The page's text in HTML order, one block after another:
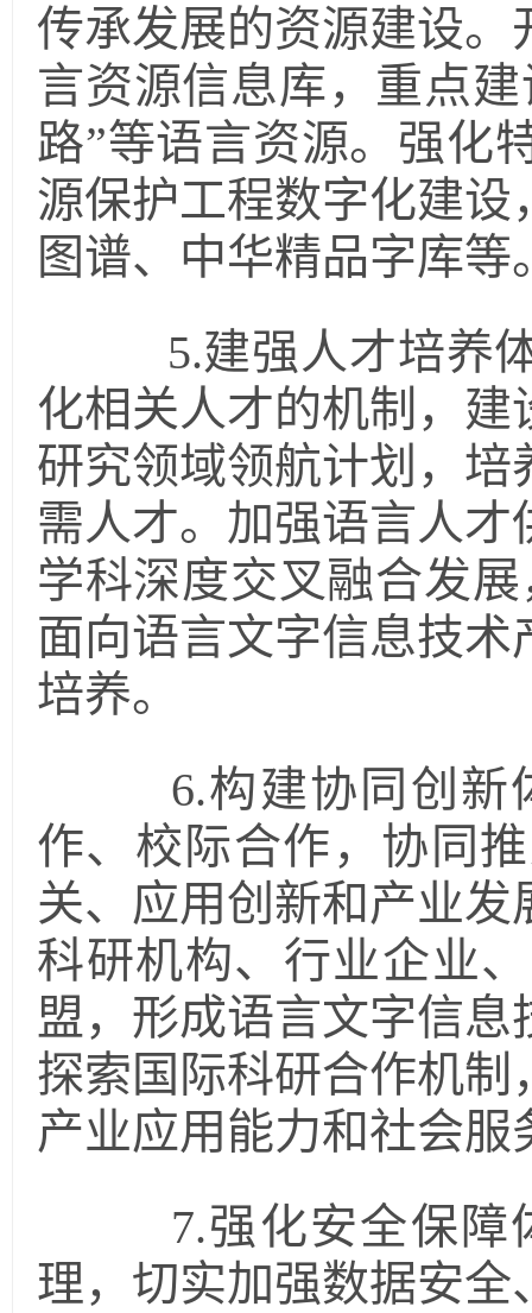
传承发展的资源建设
言资源信息库，重点
路”等语言资源。强化
源保护工程数字化建
图谱、中华精品字库等
5.建强人才培养体
化相关人才的机制，
研究领域领航计划，
需人才。加强语言人
学科深度交叉融合发
面向语言文字信息技
培养。
6.构建协同创新
作、校际合作，协同
关、应用创新和产业
科研机构、行业企业
盟，形成语言文字信
探索国际科研合作机
产业应用能力和社会服
7.强化安全保障
理，切实加强数据安